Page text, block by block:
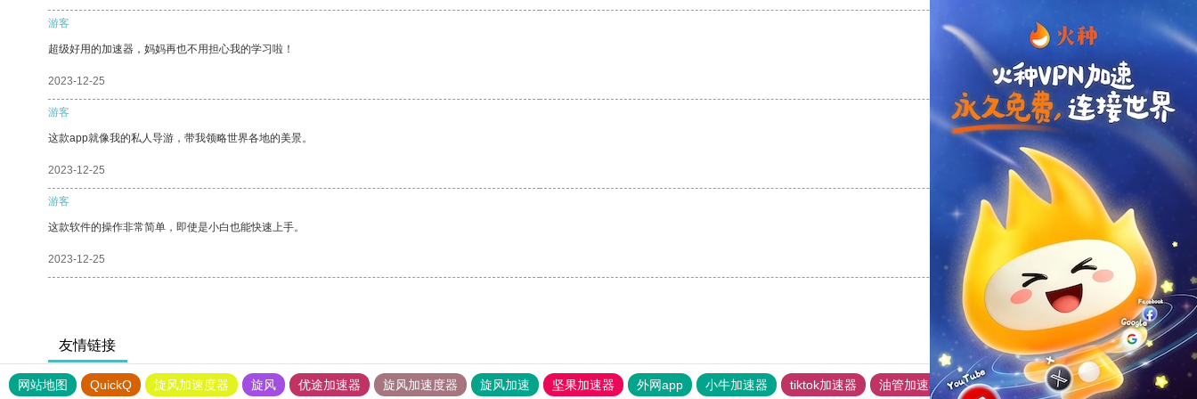
游客
超级好用的加速器，妈妈再也不用担心我的学习啦！
2023-12-25 支持[0] 反对
游客
这款app就像我的私人导游，带我领略世界各地的美景。
2023-12-25 支持
游客
这款软件的操作非常简单，即使是小白也能快速上手。
2023-12-25 支持 反对 [0]
友情链接
网站地图 QuickQ 旋风加速度器 旋风 优途加速器 旋风加速度器 旋风加速 坚果加速器 外网app 小牛加速器 tiktok加速器 油管加速器 上油管加速器 回锅肉加速器